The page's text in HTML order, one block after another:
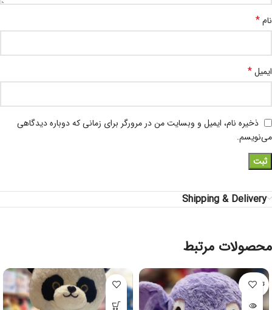
نام*
ایمیل*
ذخیره نام، ایمیل و وبسایت من در مرورگر برای زمانی که دوباره دیدگاهی
می‌نویسم.
Shipping & Delivery
محصولات مرتبط
تمام شده